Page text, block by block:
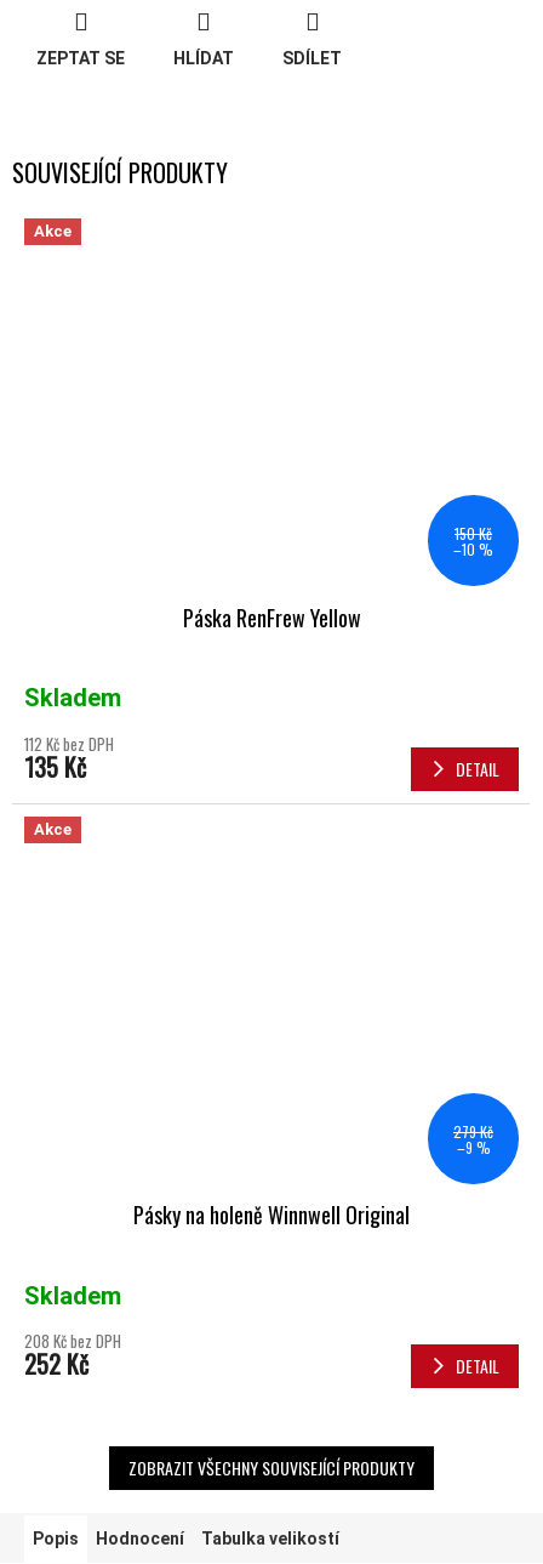
ZEPTAT SE HLÍDAT SDÍLET
SOUVISEJÍCÍ PRODUKTY
Akce
150 Kč
–10 %
Páska RenFrew Yellow
Skladem
112 Kč bez DPH
135 Kč DETAIL
Akce
279 Kč
–9 %
Pásky na holeně Winnwell Original
Skladem
208 Kč bez DPH
252 Kč DETAIL
ZOBRAZIT VŠECHNY SOUVISEJÍCÍ PRODUKTY
Popis Hodnocení Tabulka velikostí